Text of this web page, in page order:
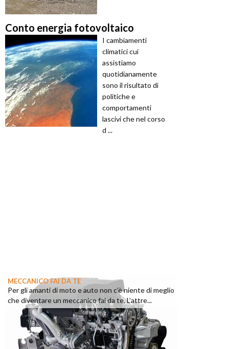
Conto energia fotovoltaico
I cambiamenti
climatici cui
assistiamo
quotidianamente
sono il risultato di
politiche e
comportamenti
lascivi che nel corso
d ...
MECCANICO FAI DA TE
Per gli amanti di moto e auto non c’è niente di meglio
che diventare un meccanico fai da te. L’attre...